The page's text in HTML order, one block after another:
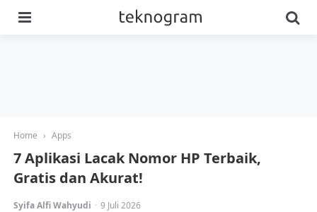
Home › Apps
7 Aplikasi Lacak Nomor HP Terbaik,
Gratis dan Akurat!
Posted
Syifa Alfi Wahyudi 9 Juli 2026